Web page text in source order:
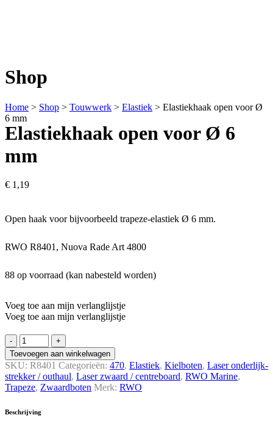
Shop
Home > Shop > Touwwerk > Elastiek > Elastiekhaak open voor Ø
6 mm
Elastiekhaak open voor Ø 6
mm
€ 1,19
Open haak voor bijvoorbeeld trapeze-elastiek Ø 6 mm.
RWO R8401, Nuova Rade Art 4800
88 op voorraad (kan nabesteld worden)
Voeg toe aan mijn verlanglijstje
Voeg toe aan mijn verlanglijstje
Elastiekhaak
open
voor
Ø
6
mm
Toevoegen aan winkelwagen
SKU: R8401 Categorieën: 470, Elastiek, Kielboten, Laser onderlijk­
strekker / outhaul, Laser zwaard / centreboard, RWO Marine,
Trapeze, Zwaard­boten Merk: RWO
Beschrijving